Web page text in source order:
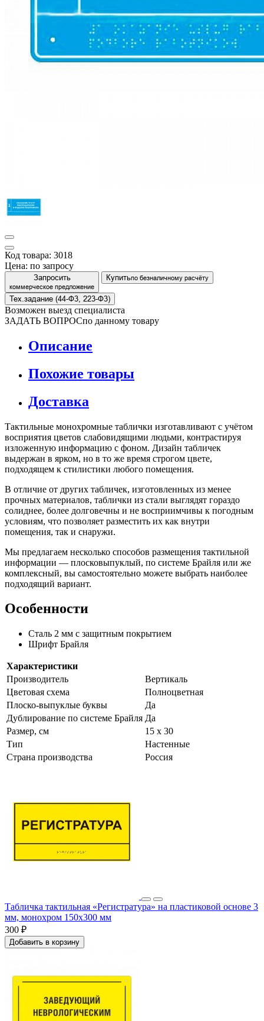
Код товара: 3018
Цена: по запросу
Запросить
коммерческое предложение
Купитьпо безналичному расчёту
Тех.задание (44-Ф3, 223-Ф3)
Возможен выезд специалиста
ЗАДАТЬ ВОПРОСпо данному товару
Описание
Похожие товары
Доставка
Тактильные монохромные таблички изготавливают с учётом
восприятия цветов слабовидящими людьми, контрастируя
изложенную информацию с фоном. Дизайн табличек
выдержан в ярком, но в то же время строгом цвете,
подходящем к стилистики любого помещения.
В отличие от других табличек, изготовленных из менее
прочных материалов, таблички из стали выглядят гораздо
солиднее, более долговечны и не восприимчивы к погодным
условиям, что позволяет разместить их как внутри
помещения, так и снаружи.
Мы предлагаем несколько способов размещения тактильной
информации — плосковыпуклый, по системе Брайля или же
комплексный, вы самостоятельно можете выбрать наиболее
подходящий вариант.
Особенности
Сталь 2 мм с защитным покрытием
Шрифт Брайля
Характеристики
Производитель
Вертикаль
Цветовая схема
Полноцветная
Плоско-выпуклые буквы
Да
Дублирование по системе Брайля Да
Размер, см
15 x 30
Тип
Настенные
Страна производства
Россия
Табличка тактильная «Регистратура» на пластиковой основе 3
мм, монохром 150x300 мм
300 ₽
Добавить в корзину